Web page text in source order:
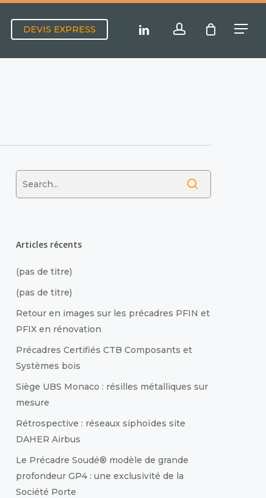
DEVIS EXPRESS linkedin accountMenu
Articles récents
(pas de titre)
(pas de titre)
Retour en images sur les précadres PFIN et
PFIX en rénovation
Précadres Certifiés CTB Composants et
Systèmes bois
Siège UBS Monaco : résilles métalliques sur
mesure
Rétrospective : réseaux siphoïdes site
DAHER Airbus
Le Précadre Soudé® modèle de grande
profondeur GP4 : une exclusivité de la
Société Porte